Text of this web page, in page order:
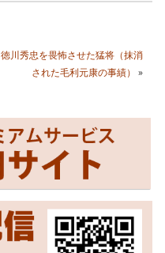
徳川秀忠を畏怖させた猛将（抹消
された毛利元康の事績） »